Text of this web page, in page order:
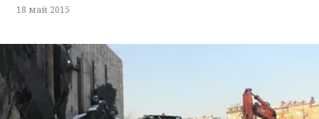
18 май 2015